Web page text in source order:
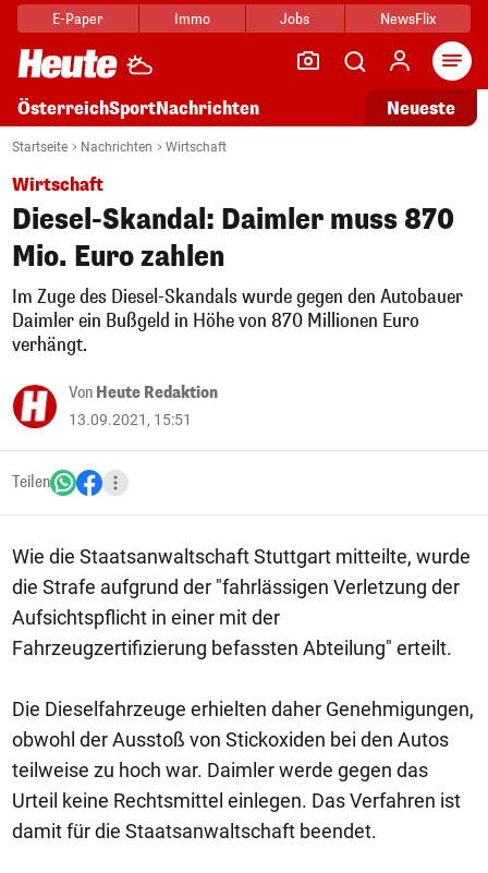
E-Paper Immo Jobs NewsFlix
ÖsterreichSportNachrichten Neueste
Startseite Nachrichten Wirtschaft
Wirtschaft
Diesel-Skandal: Daimler muss 870
Mio. Euro zahlen
Im Zuge des Diesel-Skandals wurde gegen den Autobauer
Daimler ein Bußgeld in Höhe von 870 Millionen Euro
verhängt.
Von Heute Redaktion
13.09.2021, 15:51
Teilen
Wie die Staatsanwaltschaft Stuttgart mitteilte, wurde
die Strafe aufgrund der "fahrlässigen Verletzung der
Aufsichtspflicht in einer mit der
Fahrzeugzertifizierung befassten Abteilung" erteilt.
Die Dieselfahrzeuge erhielten daher Genehmigungen,
obwohl der Ausstoß von Stickoxiden bei den Autos
teilweise zu hoch war. Daimler werde gegen das
Urteil keine Rechtsmittel einlegen. Das Verfahren ist
damit für die Staatsanwaltschaft beendet.